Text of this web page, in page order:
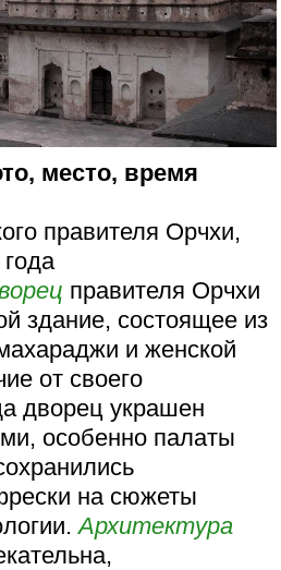
место, время
правителя Орчхи,
правителя Орчхи
здание, состоящее из
и женской
от своего
дворец украшен
особенно палаты
на сюжеты
Архитектура